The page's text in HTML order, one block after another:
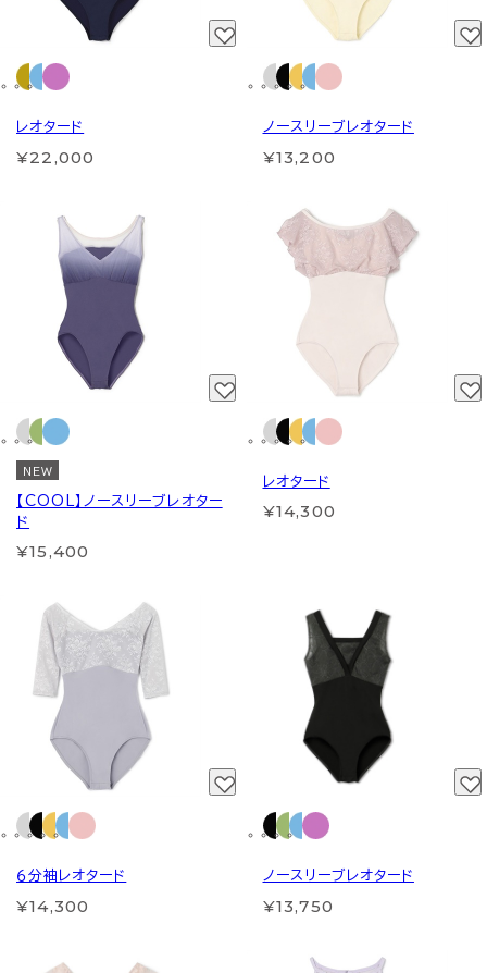
レオタード
¥22,000
ノースリーブレオタード
¥13,200
NEW
【COOL】ノースリーブレオター
ド
¥15,400
レオタード
¥14,300
６分袖レオタード
¥14,300
ノースリーブレオタード
¥13,750